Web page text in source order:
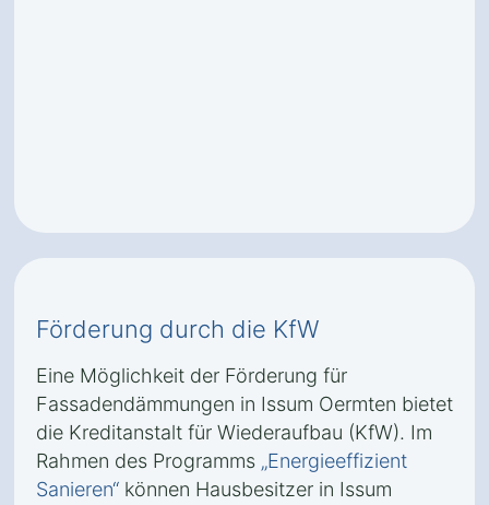
Förderung durch die KfW
Eine Möglichkeit der Förderung für
Fassadendämmungen in Issum Oermten bietet
die Kreditanstalt für Wiederaufbau (KfW). Im
Rahmen des Programms „Energieeffizient
Sanieren“ können Hausbesitzer in Issum